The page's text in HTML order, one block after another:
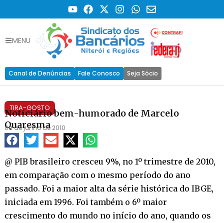
MENU
Canal de Denúncias Fale Conosco Seja Sócio
TIRA-GOSTO
Noticiário bem-humorado de Marcelo
Quaresma
09 de junho de 2010
@ PIB brasileiro cresceu 9%, no 1º trimestre de 2010,
em comparação com o mesmo período do ano
passado. Foi a maior alta da série histórica do IBGE,
iniciada em 1996. Foi também o 6º maior
crescimento do mundo no início do ano, quando os